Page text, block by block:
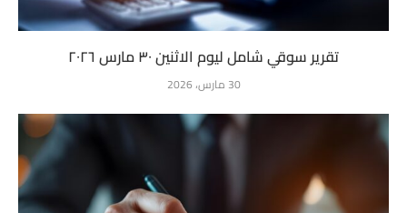
تقرير سوقي شامل ليوم الاثنين ٣٠ مارس ٢٠٢٦
30 مارس، 2026